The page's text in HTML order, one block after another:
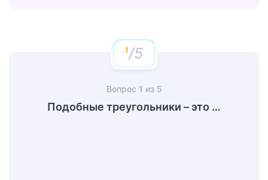
/5
Вопрос 1 из 5
Подобные треугольники – это …